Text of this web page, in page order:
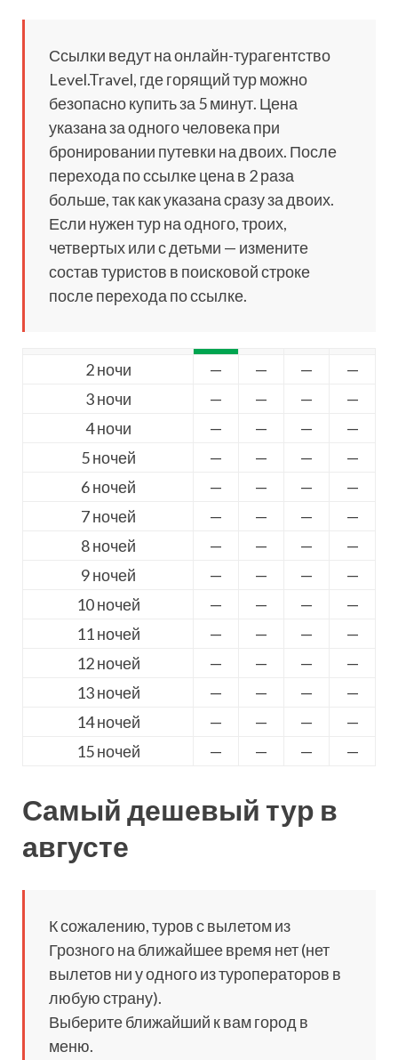
Ссылки ведут на онлайн-турагентство
Level.Travel, где горящий тур можно
безопасно купить за 5 минут. Цена
указана за одного человека при
бронировании путевки на двоих. После
перехода по ссылке цена в 2 раза
больше, так как указана сразу за двоих.
Если нужен тур на одного, троих,
четвертых или с детьми — измените
состав туристов в поисковой строке
после перехода по ссылке.
2 ночи — — —
—
3 ночи
— — —
—
4 ночи
— — —
—
5 ночей
— — —
—
6 ночей
— — —
—
7 ночей
— — —
—
8 ночей
— — —
—
9 ночей
— — —
—
10 ночей
— — —
—
11 ночей
— — —
—
12 ночей
— — —
—
13 ночей
— — —
—
14 ночей
— — —
—
15 ночей
— — — —
Самый дешевый тур в
августе
К сожалению, туров с вылетом из
Грозного на ближайшее время нет (нет
вылетов ни у одного из туроператоров в
любую страну).
Выберите ближайший к вам город в
меню.